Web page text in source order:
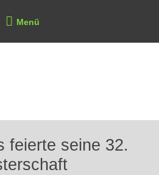
Menü
feierte seine 32.